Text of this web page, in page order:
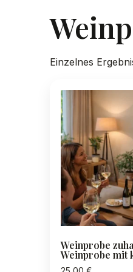
Einzelnes
Weinprobe
Weinprobe mit